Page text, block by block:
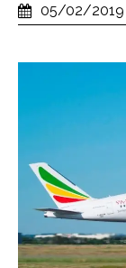
05/02/2019